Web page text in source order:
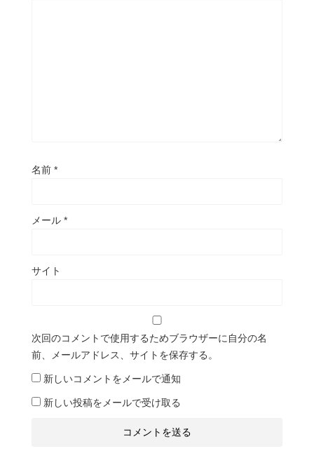
名前 *
メール *
サイト
次回のコメントで使用するためブラウザーに自分の名
前、メールアドレス、サイトを保存する。
新しいコメントをメールで通知
新しい投稿をメールで受け取る